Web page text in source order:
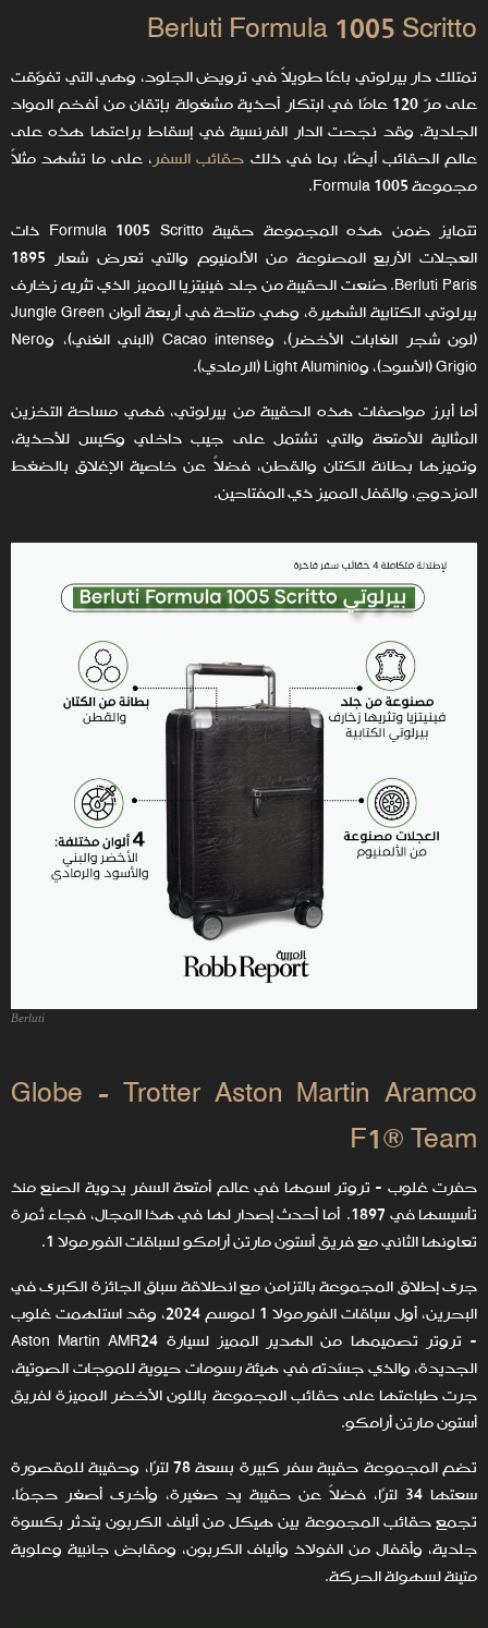
Berluti Formula 1005 Scritto
تمتلك دار بيرلوتي باعًا طويلاً في ترويض الجلود، وهي التي تفوّقت
على مرّ 120 عامًا في ابتكار أحذية مشغولة بإتقان من أفخم المواد
الجلدية. وقد نجحت الدار الفرنسية في إسقاط براعتها هذه على
عالم الحقائب أيضًا، بما في ذلك حقائب السفر، على ما تشهد مثلاً
مجموعة Formula 1005.
تتمايز ضمن هذه المجموعة حقيبة Formula 1005 Scritto ذات
العجلات الأربع المصنوعة من الألمنيوم والتي تعرض شعار 1895
Berluti Paris. صُنعت الحقيبة من جلد فينيتزيا المميز الذي تثريه زخارف
بيرلوتي الكتابية الشهيرة، وهي متاحة في أربعة ألوان Jungle Green
(لون شجر الغابات الأخضر)، وCacao intense (البني الغني)، وNero
Grigio (الأسود)، وLight Aluminio (الرمادي).
أما أبرز مواصفات هذه الحقيبة من بيرلوتي، فهي مساحة التخزين
المثالية للأمتعة والتي تشتمل على جيب داخلي وكيس للأحذية،
وتميزها بطانة الكتان والقطن، فضلاً عن خاصية الإغلاق بالضغط
المزدوج، والقفل المميز ذي المفتاحين.
Berluti
Globe - Trotter Aston Martin Aramco
F1® Team
حفرت غلوب - تروتر اسمها في عالم أمتعة السفر يدوية الصنع منذ
تأسيسها في 1897. أما أحدث إصدار لها في هذا المجال، فجاء ثمرة
تعاونها الثاني مع فريق أستون مارتن أرامكو لسباقات الفورمولا 1.
جرى إطلاق المجموعة بالتزامن مع انطلاقة سباق الجائزة الكبرى في
البحرين، أول سباقات الفورمولا 1 لموسم 2024، وقد استلهمت غلوب
- تروتر تصميمها من الهدير المميز لسيارة Aston Martin AMR24
الجديدة، والذي جسّدته في هيئة رسومات حيوية للموجات الصوتية،
جرت طباعتها على حقائب المجموعة باللون الأخضر المميزة لفريق
أستون مارتن أرامكو.
تضم المجموعة حقيبة سفر كبيرة بسعة 78 لترًا، وحقيبة للمقصورة
سعتها 34 لترًا، فضلاً عن حقيبة يد صغيرة، وأخرى أصغر حجمًا.
تجمع حقائب المجموعة بين هيكل من ألياف الكربون يتدثر بكسوة
جلدية، وأقفال من الفولاذ وألياف الكربون، ومقابض جانبية وعلوية
متينة لسهولة الحركة.